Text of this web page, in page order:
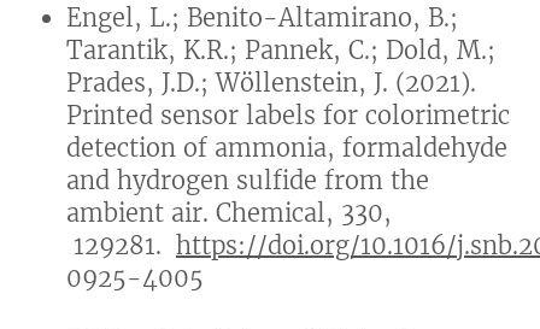
Engel, L.; Benito-Altamirano, B.;
Tarantik, K.R.; Pannek, C.; Dold, M.;
Prades, J.D.; Wöllenstein, J. (2021).
Printed sensor labels for colorimetric
detection of ammonia, formaldehyde
and hydrogen sulfide from the
ambient air. Chemical, 330,
129281. https://doi.org/10.1016/
0925-4005